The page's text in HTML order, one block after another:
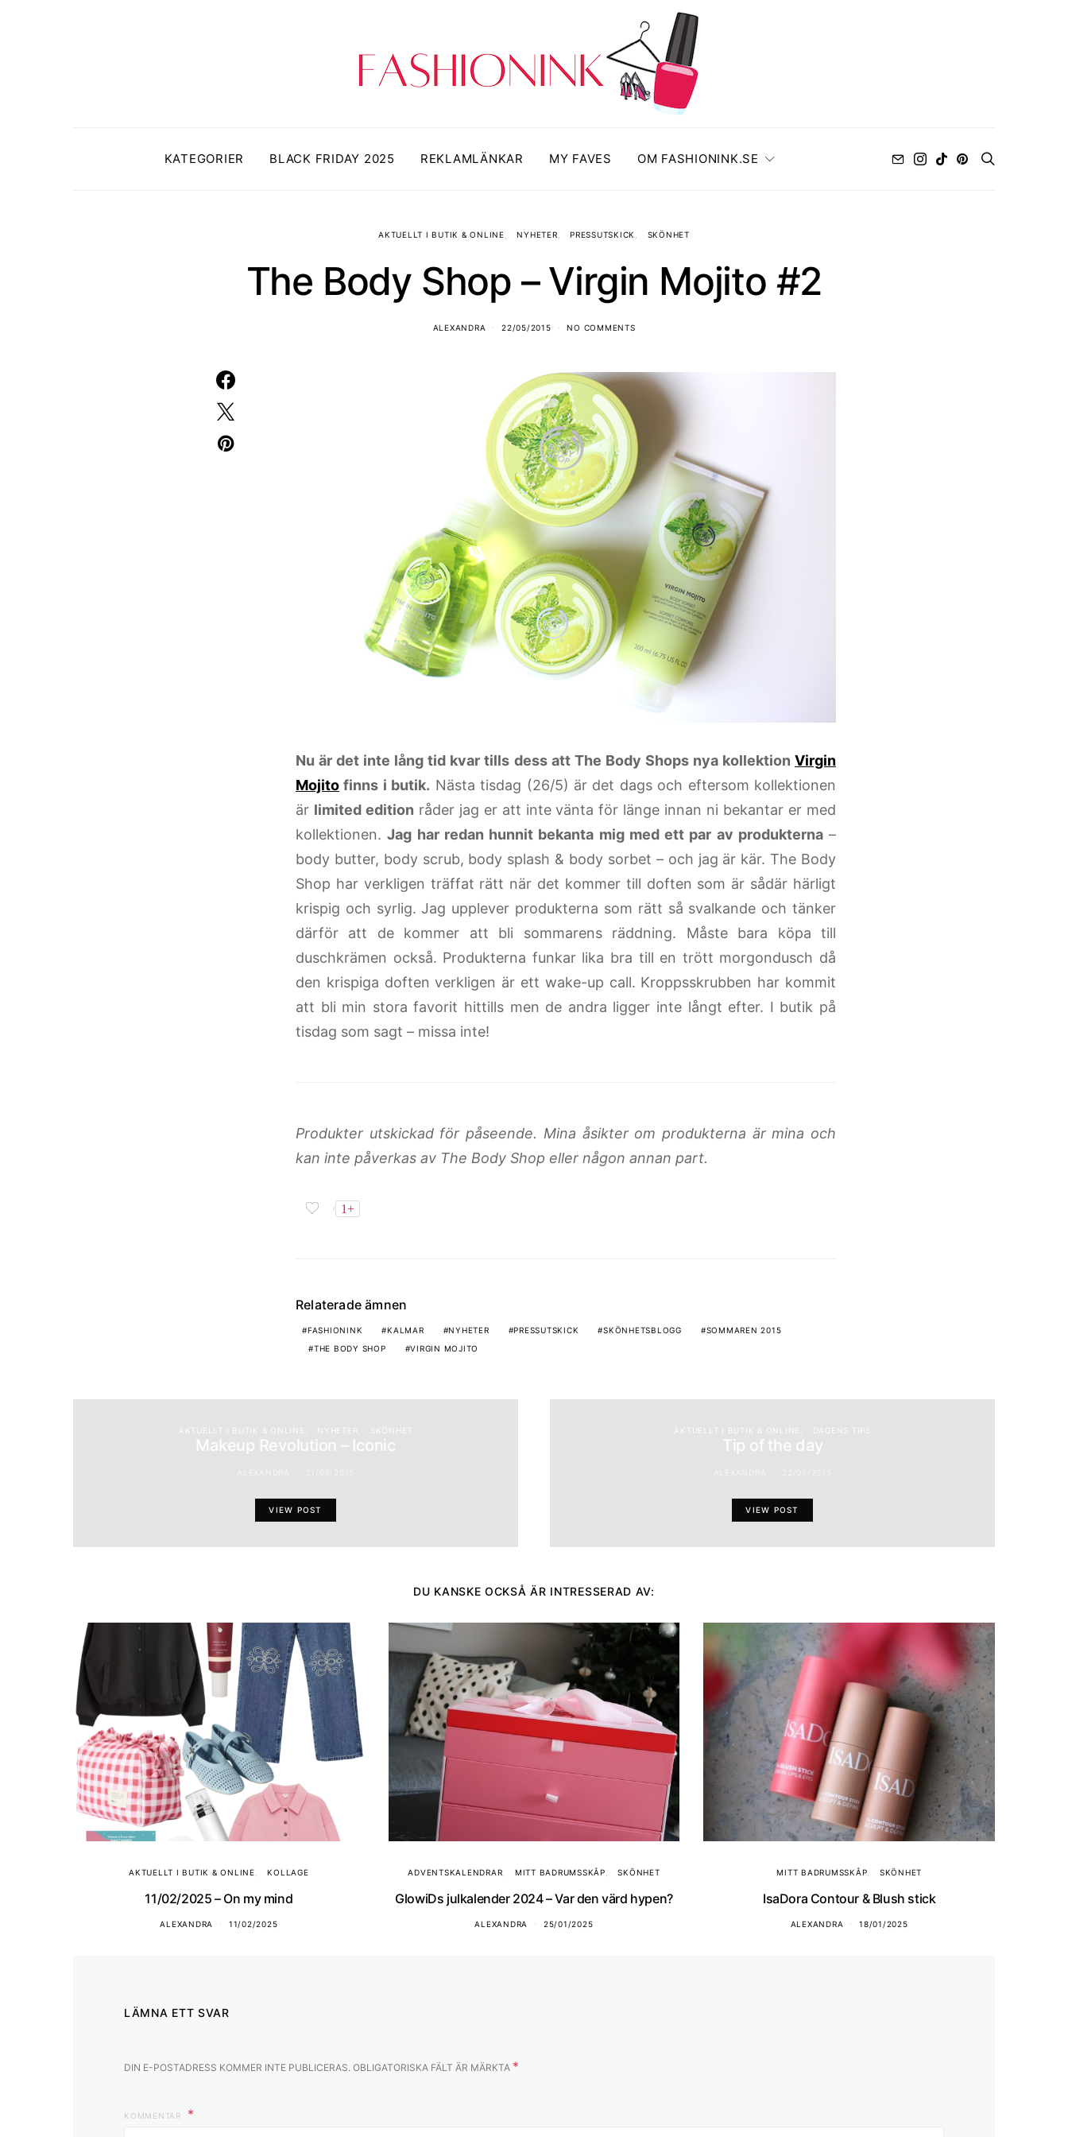
KATEGORIER BLACK FRIDAY 2025 REKLAMLÄNKAR MY FAVES OM FASHIONINK.SE
AKTUELLT I BUTIK & ONLINE NYHETER PRESSUTSKICK SKÖNHET
The Body Shop – Virgin Mojito #2
ALEXANDRA 22/05/2015 NO COMMENTS
Nu är det inte lång tid kvar tills dess att The Body Shops nya kollektion Virgin
Mojito finns i butik. Nästa tisdag (26/5) är det dags och eftersom kollektionen
är limited edition råder jag er att inte vänta för länge innan ni bekantar er med
kollektionen.Jag har redan hunnit bekanta mig med ett par av produkterna–
body butter, body scrub, body splash & body sorbet – och jag är kär. The Body
Shop har verkligen träffat rätt när det kommer till doften som är sådär härligt
krispig och syrlig. Jag upplever produkterna som rätt så svalkande och tänker
därför att de kommer att bli sommarens räddning. Måste bara köpa till
duschkrämen också. Produkterna funkar lika bra till en trött morgondusch då
den krispiga doften verkligen är ett wake-up call. Kroppsskrubben har kommit
att bli min stora favorit hittills men de andra ligger inte långt efter. I butik på
tisdag som sagt – missa inte!
Produkter utskickad för påseende. Mina åsikter om produkterna är mina och
kan inte påverkas av The Body Shop eller någon annan part.
1+
Relaterade ämnen
FASHIONINK KALMAR NYHETER PRESSUTSKICK SKÖNHETSBLOGG
SOMMAREN 2015
THE BODY SHOP
VIRGIN MOJITO
AKTUELLT I BUTIK & ONLINE NYHETER SKÖNHET
Makeup Revolution – Iconic
VIEW POST
AKTUELLT I BUTIK & ONLINE DAGENS TIPS
Tip of the day
VIEW POST
DU KANSKE OCKSÅ ÄR INTRESSERAD AV:
AKTUELLT I BUTIK & ONLINE KOLLAGE
11/02/2025 – On my mind
ALEXANDRA 11/02/2025
ADVENTSKALENDRAR MITT BADRUMSSKÅP SKÖNHET
GlowiDs julkalender 2024 – Var den värd hypen?
ALEXANDRA 25/01/2025
MITT BADRUMSSKÅP SKÖNHET
IsaDora Contour & Blush stick
ALEXANDRA 18/01/2025
LÄMNA ETT SVAR
DIN E-POSTADRESS KOMMER INTE PUBLICERAS. OBLIGATORISKA FÄLT ÄR MÄRKTA *
KOMMENTAR